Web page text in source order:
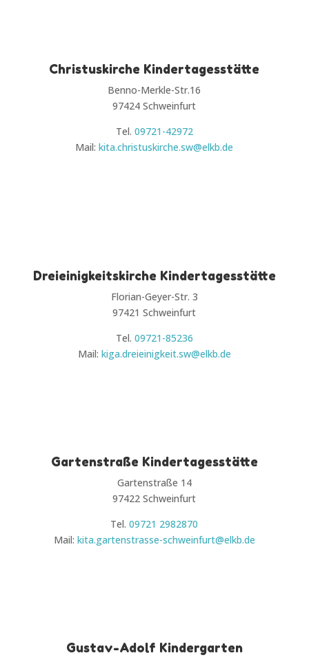
Christuskirche Kindertagesstätte
Benno-Merkle-Str.16
97424 Schweinfurt
Tel. 09721-42972
Mail:kita.christuskirche.sw@elkb.de
Dreieinigkeitskirche Kindertagesstätte
Florian-Geyer-Str. 3
97421 Schweinfurt
Tel. 09721-85236
Mail: kiga.dreieinigkeit.sw@elkb.de
Gartenstraße Kindertagesstätte
Gartenstraße 14
97422 Schweinfurt
Tel.09721 2982870
Mail: kita.gartenstrasse-schweinfurt@elkb.de
Gustav-Adolf Kindergarten